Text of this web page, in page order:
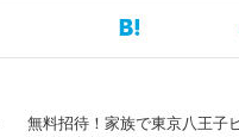
無料招待！家族で東京八王子